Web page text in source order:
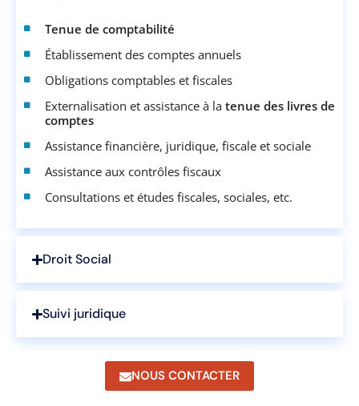
Tenue de comptabilité
Établissement des comptes annuels
Obligations comptables et fiscales
Externalisation et assistance à la tenue des livres de
comptes
Assistance financière, juridique, fiscale et sociale
Assistance aux contrôles fiscaux
Consultations et études fiscales, sociales, etc.
Droit Social
Suivi juridique
NOUS CONTACTER